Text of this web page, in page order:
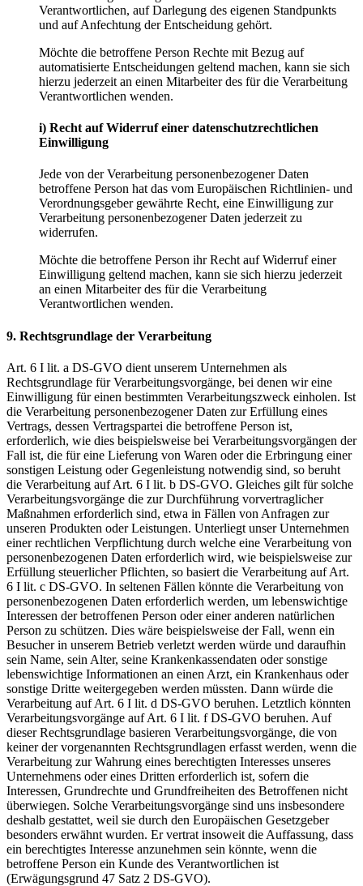
Verantwortlichen, auf Darlegung des eigenen Standpunkts
und auf Anfechtung der Entscheidung gehört.
Möchte die betroffene Person Rechte mit Bezug auf
automatisierte Entscheidungen geltend machen, kann sie sich
hierzu jederzeit an einen Mitarbeiter des für die Verarbeitung
Verantwortlichen wenden.
i) Recht auf Widerruf einer datenschutzrechtlichen
Einwilligung
Jede von der Verarbeitung personenbezogener Daten
betroffene Person hat das vom Europäischen Richtlinien- und
Verordnungsgeber gewährte Recht, eine Einwilligung zur
Verarbeitung personenbezogener Daten jederzeit zu
widerrufen.
Möchte die betroffene Person ihr Recht auf Widerruf einer
Einwilligung geltend machen, kann sie sich hierzu jederzeit
an einen Mitarbeiter des für die Verarbeitung
Verantwortlichen wenden.
9. Rechtsgrundlage der Verarbeitung
Art. 6 I lit. a DS-GVO dient unserem Unternehmen als
Rechtsgrundlage für Verarbeitungsvorgänge, bei denen wir eine
Einwilligung für einen bestimmten Verarbeitungszweck einholen. Ist
die Verarbeitung personenbezogener Daten zur Erfüllung eines
Vertrags, dessen Vertragspartei die betroffene Person ist,
erforderlich, wie dies beispielsweise bei Verarbeitungsvorgängen der
Fall ist, die für eine Lieferung von Waren oder die Erbringung einer
sonstigen Leistung oder Gegenleistung notwendig sind, so beruht
die Verarbeitung auf Art. 6 I lit. b DS-GVO. Gleiches gilt für solche
Verarbeitungsvorgänge die zur Durchführung vorvertraglicher
Maßnahmen erforderlich sind, etwa in Fällen von Anfragen zur
unseren Produkten oder Leistungen. Unterliegt unser Unternehmen
einer rechtlichen Verpflichtung durch welche eine Verarbeitung von
personenbezogenen Daten erforderlich wird, wie beispielsweise zur
Erfüllung steuerlicher Pflichten, so basiert die Verarbeitung auf Art.
6 I lit. c DS-GVO. In seltenen Fällen könnte die Verarbeitung von
personenbezogenen Daten erforderlich werden, um lebenswichtige
Interessen der betroffenen Person oder einer anderen natürlichen
Person zu schützen. Dies wäre beispielsweise der Fall, wenn ein
Besucher in unserem Betrieb verletzt werden würde und daraufhin
sein Name, sein Alter, seine Krankenkassendaten oder sonstige
lebenswichtige Informationen an einen Arzt, ein Krankenhaus oder
sonstige Dritte weitergegeben werden müssten. Dann würde die
Verarbeitung auf Art. 6 I lit. d DS-GVO beruhen. Letztlich könnten
Verarbeitungsvorgänge auf Art. 6 I lit. f DS-GVO beruhen. Auf
dieser Rechtsgrundlage basieren Verarbeitungsvorgänge, die von
keiner der vorgenannten Rechtsgrundlagen erfasst werden, wenn die
Verarbeitung zur Wahrung eines berechtigten Interesses unseres
Unternehmens oder eines Dritten erforderlich ist, sofern die
Interessen, Grundrechte und Grundfreiheiten des Betroffenen nicht
überwiegen. Solche Verarbeitungsvorgänge sind uns insbesondere
deshalb gestattet, weil sie durch den Europäischen Gesetzgeber
besonders erwähnt wurden. Er vertrat insoweit die Auffassung, dass
ein berechtigtes Interesse anzunehmen sein könnte, wenn die
betroffene Person ein Kunde des Verantwortlichen ist
(Erwägungsgrund 47 Satz 2 DS-GVO).